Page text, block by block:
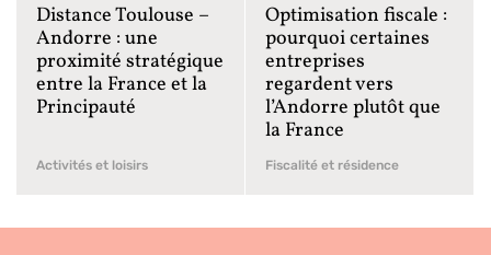
Distance Toulouse –
Andorre : une
proximité stratégique
entre la France et la
Principauté
Activités et loisirs
Optimisation fiscale :
pourquoi certaines
entreprises
regardent vers
l’Andorre plutôt que
la France
Fiscalité et résidence